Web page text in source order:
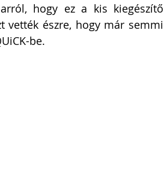
hogy ez a kis kiegészítő
vették észre, hogy már semmi
be.